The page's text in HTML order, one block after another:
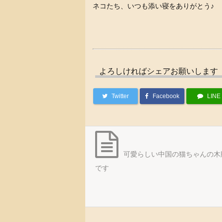
ネコたち、いつも添い寝をありがとう♪
よろしければシェアお願いします
Twitter Facebook LINE
可愛らしい中国の猫ちゃんの
です